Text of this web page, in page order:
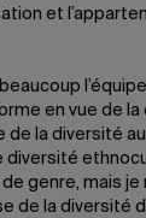
et
en vue de la
de la diversité
diversité
genre, mais je
de la diversité